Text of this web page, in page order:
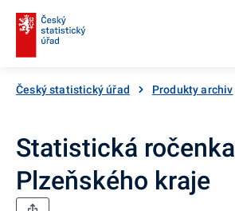
Český statistický úřad Produkty archiv
Statistická ročenka
Plzeňského kraje